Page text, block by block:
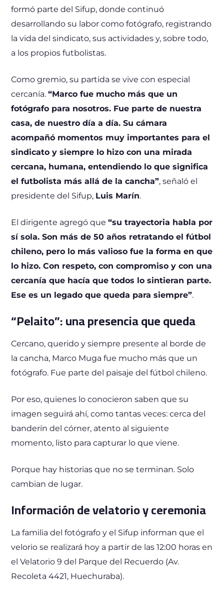
formó parte del Sifup, donde continuó
desarrollando su labor como fotógrafo, registrando
la vida del sindicato, sus actividades y, sobre todo,
a los propios futbolistas.
Como gremio, su partida se vive con especial
cercanía.“Marco fue mucho más que un
fotógrafo para nosotros. Fue parte de nuestra
casa, de nuestro día a día. Su cámara
acompañó momentos muy importantes para el
sindicato y siempre lo hizo con una mirada
cercana, humana, entendiendo lo que significa
el futbolista más allá de la cancha”, señaló el
presidente del Sifup, Luis Marín.
El dirigente agregó que“su trayectoria habla por
sí sola. Son más de 50 años retratando el fútbol
chileno, pero lo más valioso fue la forma en que
lo hizo. Con respeto, con compromiso y con una
cercanía que hacía que todos lo sintieran parte.
Ese es un legado que queda para siempre”.
“Pelaito”: una presencia que queda
Cercano, querido y siempre presente al borde de
la cancha, Marco Muga fue mucho más que un
fotógrafo. Fue parte del paisaje del fútbol chileno.
Por eso, quienes lo conocieron saben que su
imagen seguirá ahí, como tantas veces: cerca del
banderín del córner, atento al siguiente
momento, listo para capturar lo que viene.
Porque hay historias que no se terminan. Solo
cambian de lugar.
Información de velatorio y ceremonia
La familia del fotógrafo y el Sifup informan que el
velorio se realizará hoy a partir de las 12:00 horas en
el Velatorio 9 del Parque del Recuerdo (Av.
Recoleta 4421, Huechuraba).